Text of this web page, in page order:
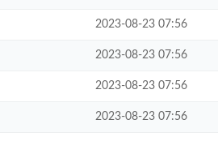
2023-08-23 07:56
2023-08-23 07:56
2023-08-23 07:56
2023-08-23 07:56